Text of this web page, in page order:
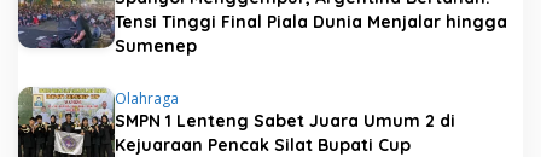
Tensi Tinggi Final Piala Dunia Menjalar hingga
Sumenep
Olahraga
SMPN 1 Lenteng Sabet Juara Umum 2 di
Kejuaraan Pencak Silat Bupati Cup